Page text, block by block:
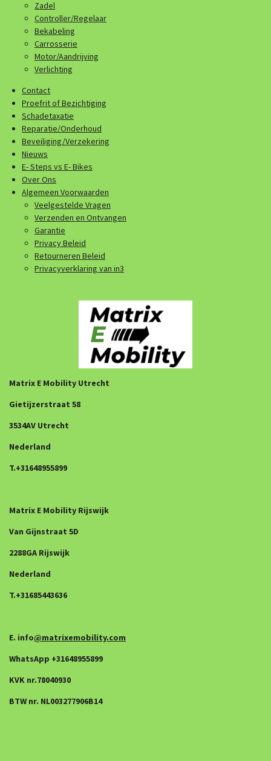
Zadel
Controller/Regelaar
Bekabeling
Carrosserie
Motor/Aandrijving
Verlichting
Contact
Proefrit of Bezichtiging
Schadetaxatie
Reparatie/Onderhoud
Beveiliging/Verzekering
Nieuws
E- Steps vs E- Bikes
Over Ons
Algemeen Voorwaarden
Veelgestelde Vragen
Verzenden en Ontvangen
Garantie
Privacy Beleid
Retourneren Beleid
Privacyverklaring van in3
Matrix E Mobility Utrecht
Gietijzerstraat 58
3534AV Utrecht
Nederland
T.+31648955899
Matrix E Mobility Rijswijk
Van Gijnstraat 5D
2288GA Rijswijk
Nederland
T.+31685443636
E. info@matrixemobility.com
WhatsApp +31648955899
KVK nr.78040930
BTW nr. NL003277906B14